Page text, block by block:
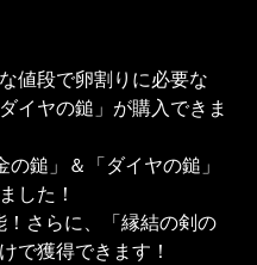
値段で卵割りに必要な
イヤの鎚」が購入できま
鎚」＆「ダイヤの鎚」
した！
さらに、「縁結の剣の
で獲得できます！